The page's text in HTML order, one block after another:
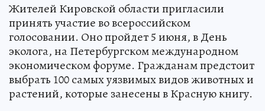
Жителей Кировской области пригласили
принять участие во всероссийском
голосовании. Оно пройдет 5 июня, в День
эколога, на Петербургском международном
экономическом форуме. Гражданам предстоит
выбрать 100 самых уязвимых видов животных и
растений, которые занесены в Красную книгу.